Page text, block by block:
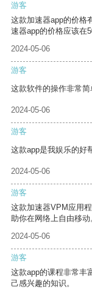
游客
这款加速器app的价格
速器app的价格应该在
2024-05-06
游客
这款软件的操作非常简
2024-05-06
游客
这款app是我娱乐的好
2024-05-06
游客
这款加速器VPM应用
助你在网络上自由移动
2024-05-06
游客
这款app的课程非常丰
己感兴趣的知识。